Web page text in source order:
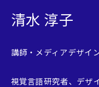
TEACHING
清水 淳子
講師・メディアデザイ
視覚言語研究者、デザ